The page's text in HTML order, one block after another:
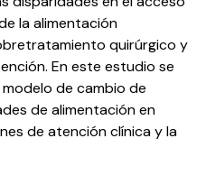
la alimentación
quirúrgico y
En este estudio se
de cambio de
de alimentación en
de atención clínica y la